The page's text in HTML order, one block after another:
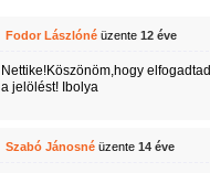
Fodor Lászlónéüzente 12 éve
Nettike!Köszönöm,hogy elfogadtad
a jelölést! Ibolya
Szabó Jánosnéüzente 14 éve